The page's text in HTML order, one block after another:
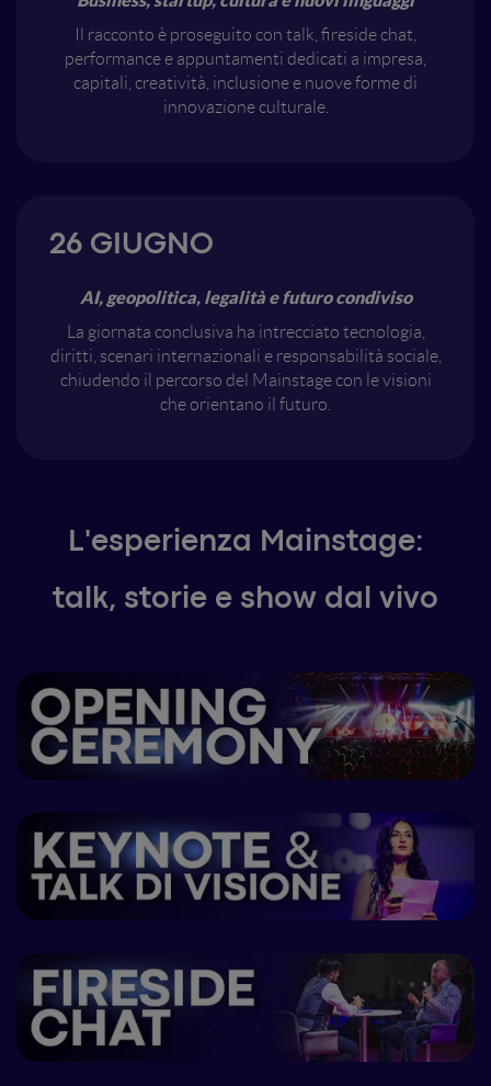
Il racconto è proseguito con talk, fireside chat,
performance e appuntamenti dedicati a impresa,
capitali, creatività, inclusione e nuove forme di
innovazione culturale.
26 GIUGNO
AI, geopolitica, legalità e futuro condiviso
La giornata conclusiva ha intrecciato tecnologia,
diritti, scenari internazionali e responsabilità sociale,
chiudendo il percorso del Mainstage con le visioni
che orientano il futuro.
L'esperienza Mainstage:
talk, storie e show dal vivo